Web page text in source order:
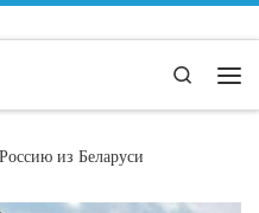
Search
из Беларуси